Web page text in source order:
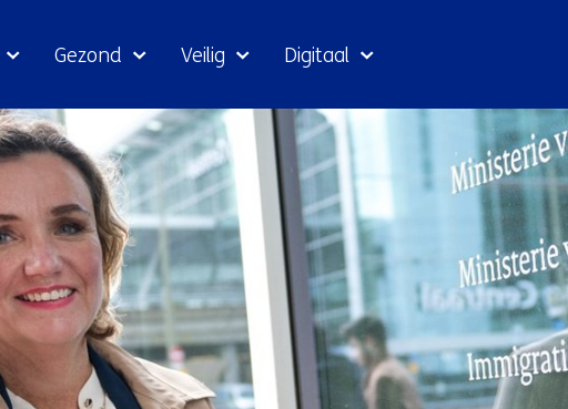
Gezond Veilig Digitaal